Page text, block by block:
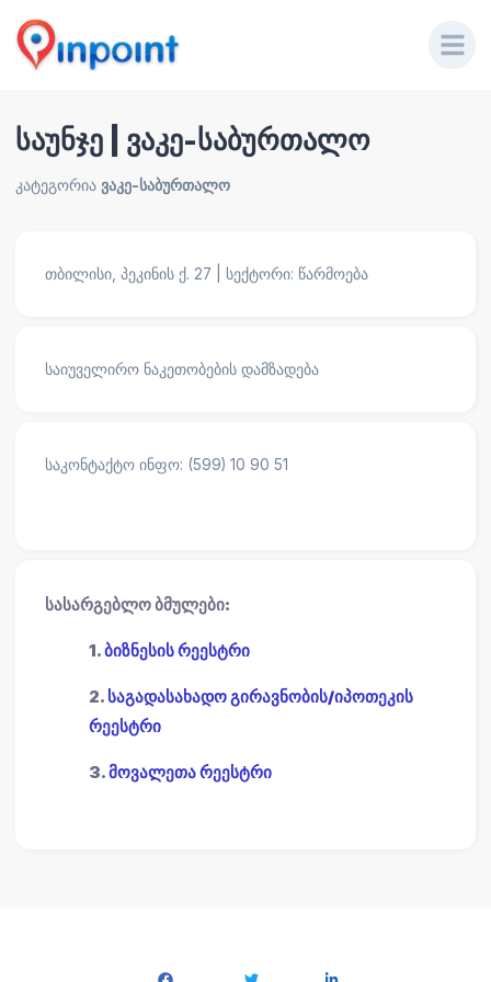
საუნჯე | ვაკე-საბურთალო
კატეგორია ვაკე-საბურთალო
თბილისი, პეკინის ქ. 27 | სექტორი: წარმოება
საიუველირო ნაკეთობების დამზადება
საკონტაქტო ინფო: (599) 10 90 51
სასარგებლო ბმულები:
1.ბიზნესის რეესტრი
2. საგადასახადო გირავნობის/იპოთეკის
რეესტრი
3.მოვალეთა რეესტრი